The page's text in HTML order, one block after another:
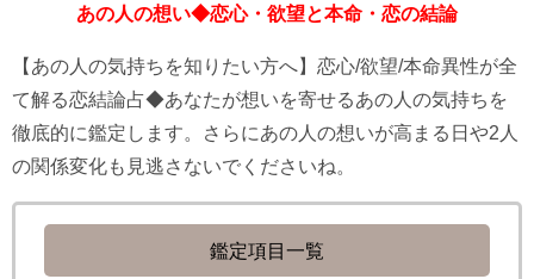
あの人の想い◆恋心・欲望と本命・恋の結論
【あの人の気持ちを知りたい方へ】恋心/欲望/本命異性が全
て解る恋結論占◆あなたが想いを寄せるあの人の気持ちを
徹底的に鑑定します。さらにあの人の想いが高まる日や2人
の関係変化も見逃さないでくださいね。
鑑定項目一覧